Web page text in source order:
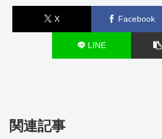
X Facebook
LINE
関連記事